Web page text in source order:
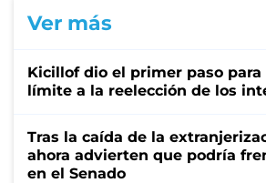
Ver más
Kicillof dio el primer paso
límite a la reelección de los
Tras la caída de la
ahora advierten que podría
en el Senado